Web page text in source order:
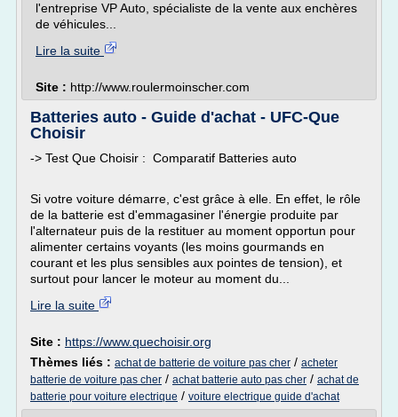
l'entreprise VP Auto, spécialiste de la vente aux enchères
de véhicules...
Lire la suite
Site : http://www.roulermoinscher.com
Batteries auto - Guide d'achat - UFC-Que
Choisir
-> Test Que Choisir : Comparatif Batteries auto
Si votre voiture démarre, c'est grâce à elle. En effet, le rôle
de la batterie est d'emmagasiner l'énergie produite par
l'alternateur puis de la restituer au moment opportun pour
alimenter certains voyants (les moins gourmands en
courant et les plus sensibles aux pointes de tension), et
surtout pour lancer le moteur au moment du...
Lire la suite
Site : https://www.quechoisir.org
Thèmes liés : achat de batterie de voiture pas cher / acheter
batterie de voiture pas cher / achat batterie auto pas cher / achat de
batterie pour voiture electrique / voiture electrique guide d'achat